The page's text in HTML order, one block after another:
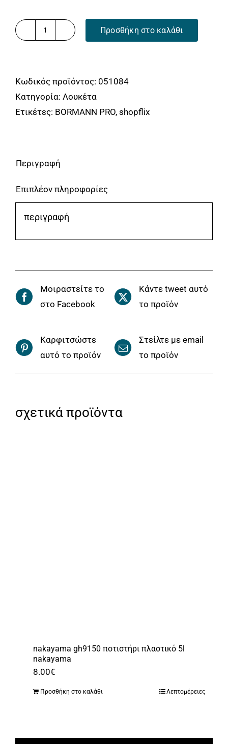
ΛΟΥΚΕΤΟ
ΜΕ
ΚΛΕΙΔΙ
ΟΡΕΙΧΑΛΚΙΝΟ
BLK1004
Προσθήκη στο καλάθι
Κωδικός προϊόντος: 051084
Κατηγορία: Λουκέτα
Ετικέτες: BORMANN PRO, shopflix
Περιγραφή
Επιπλέον πληροφορίες
περιγραφή
Μοιραστείτε το
στο Facebook
Κάντε tweet αυτό
το προϊόν
Καρφιτσώστε
αυτό το προϊόν
Στείλτε με email
το προϊόν
σχετικά προϊόντα
nakayama gh9150 ποτιστήρι πλαστικό 5l
nakayama
8.00€
Προσθήκη στο καλάθι Λεπτομέρειες